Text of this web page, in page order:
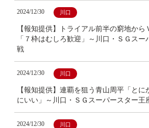
2024/12/30 川口
【報知提供】トライアル前半の窮地から
「７枠はむしろ歓迎」～川口・ＳＧスー
戦
2024/12/30 川口
【報知提供】連覇を狙う青山周平「とに
にいい」～川口・ＳＧスーパースター王
2024/12/30 川口